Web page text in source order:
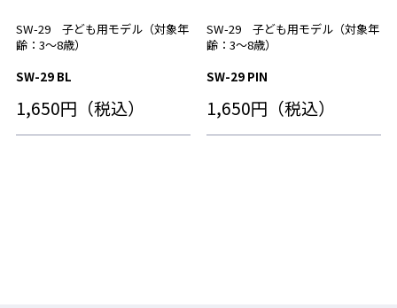
SW-29 子ども用モデル（対象年
齢：3～8歳）
SW-29 BL
1,650円（税込）
SW-29 子ども用モデル（対象年
齢：3～8歳）
SW-29 PIN
1,650円（税込）